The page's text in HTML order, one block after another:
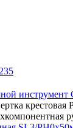
инструмент
крестовая